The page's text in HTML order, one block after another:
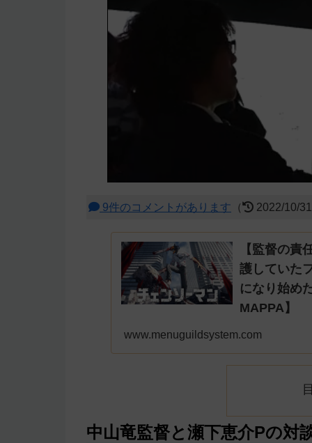
9件のコメントがあります （ 2022/10/
【監督の責
護していた
になり始め
MAPPA】
www.menuguildsystem.com
中山竜監督と瀬下恵介Pの対